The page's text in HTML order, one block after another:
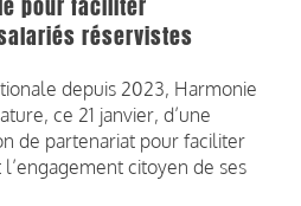
pour faciliter
réservistes
depuis 2023, Harmonie
ce 21 janvier, d’une
de partenariat pour faciliter
citoyen de ses